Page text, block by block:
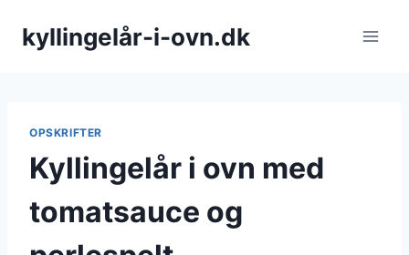
kyllingelår-i-ovn.dk
OPSKRIFTER
Kyllingelår i ovn med
tomatsauce og